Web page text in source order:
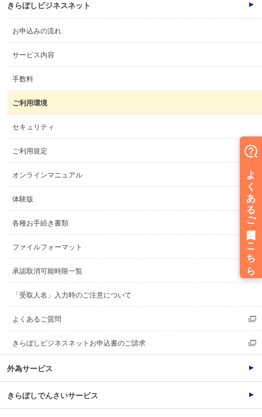
きらぼしビジネスネット
お申込みの流れ
サービス内容
手数料
ご利用環境
セキュリティ
ご利用規定
オンラインマニュアル
体験版
各種お手続き書類
ファイルフォーマット
承認取消可能時限一覧
「受取人名」入力時のご注意について
よくあるご質問
きらぼしビジネスネットお申込書のご請求
外為サービス
きらぼしでんさいサービス